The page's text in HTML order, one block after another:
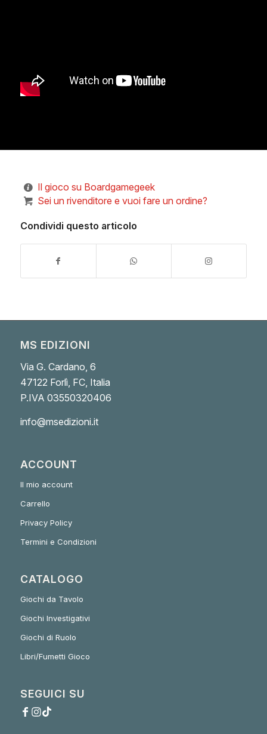
Il gioco su Boardgamegeek
Sei un rivenditore e vuoi fare un ordine?
Condividi questo articolo
MS EDIZIONI
Via G. Cardano, 6
47122 Forlì, FC, Italia
P.IVA 03550320406
info@msedizioni.it
ACCOUNT
Il mio account
Carrello
Privacy Policy
Termini e Condizioni
CATALOGO
Giochi da Tavolo
Giochi Investigativi
Giochi di Ruolo
Libri/Fumetti Gioco
SEGUICI SU